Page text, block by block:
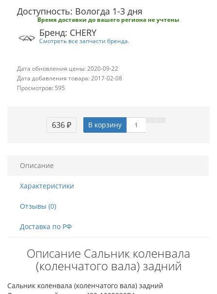
Доступность: Вологда 1-3 дня
Время доставки до вашего региона не учтены
Бренд: CHERY
Смотреть все запчасти бренда.
Дата обновления цены: 2020-09-22
Дата добавления товара: 2017-02-08
Просмотров: 595
636 ₽ В корзину
Описание
Характеристики
Отзывы (0)
Доставка по РФ
Описание Сальник коленвала
(коленчатого вала) задний
Сальник коленвала (коленчатого вала) задний